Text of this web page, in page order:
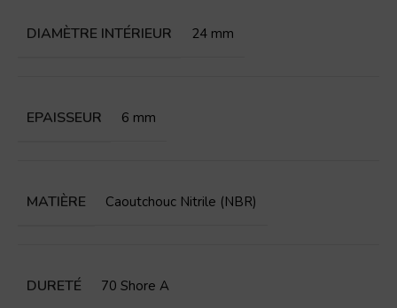
DIAMÈTRE INTÉRIEUR 24 mm
EPAISSEUR 6 mm
MATIÈRE Caoutchouc Nitrile (NBR)
DURETÉ 70 Shore A